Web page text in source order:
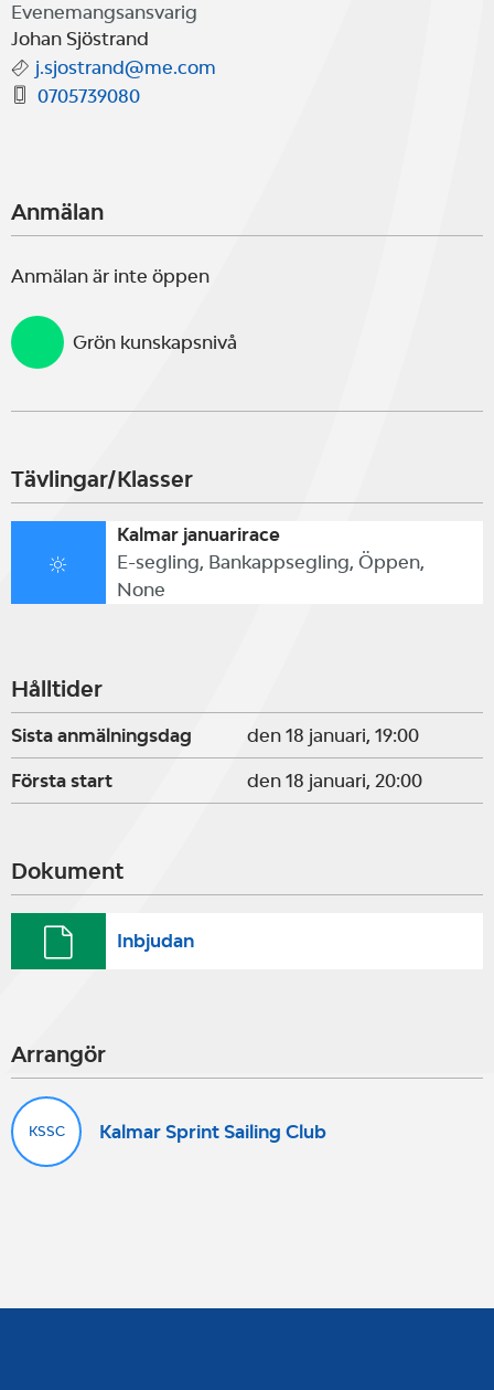
Evenemangsansvarig
Johan Sjöstrand
j.sjostrand@me.com
0705739080
Anmälan
Anmälan är inte öppen
Grön kunskapsnivå
Tävlingar/Klasser
Kalmar januarirace
E-segling, Bankappsegling, Öppen,
None
Hålltider
Sista anmälningsdag den 18 januari, 19:00
Första start den 18 januari, 20:00
Dokument
Inbjudan
Arrangör
KSSC Kalmar Sprint Sailing Club